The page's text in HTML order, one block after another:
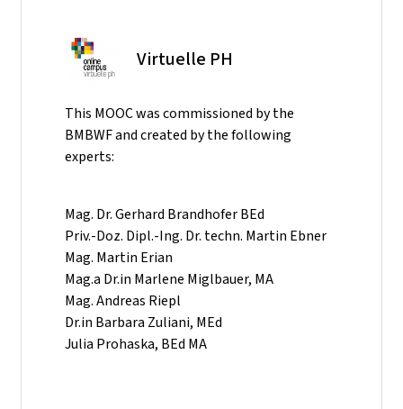
Virtuelle PH
This MOOC was commissioned by the
BMBWF and created by the following
experts:
Mag. Dr. Gerhard Brandhofer BEd
Priv.-Doz. Dipl.-Ing. Dr. techn. Martin Ebner
Mag. Martin Erian
Mag.a Dr.in Marlene Miglbauer, MA
Mag. Andreas Riepl
Dr.in Barbara Zuliani, MEd
Julia Prohaska, BEd MA